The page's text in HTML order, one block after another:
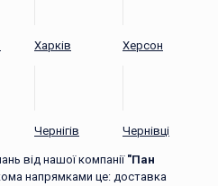
Харків Херсон
Чернігів Чернівці
від нашої компанії "Пан
напрямками це: доставка